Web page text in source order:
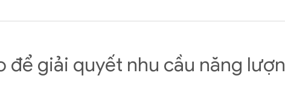
để giải quyết nhu cầu năng